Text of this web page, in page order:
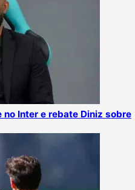
Inter e rebate Diniz sobre